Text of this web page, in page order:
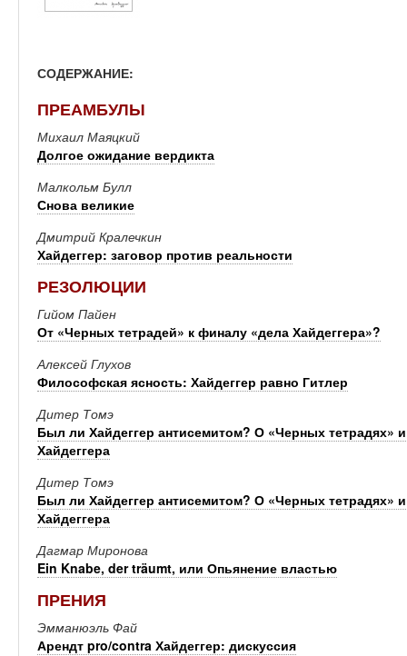
СОДЕРЖАНИЕ:
ПРЕАМБУЛЫ
Михаил Маяцкий
Долгое ожидание вердикта
Малкольм Булл
Снова великие
Дмитрий Кралечкин
Хайдеггер: заговор против реальности
РЕЗОЛЮЦИИ
Гийом Пайен
От «Черных тетрадей» к финалу «дела Хайдеггера»?
Алексей Глухов
Философская ясность: Хайдеггер равно Гитлер
Дитер Томэ
Был ли Хайдеггер антисемитом? О «Черных тетрадях»
Хайдеггера
Дитер Томэ
Был ли Хайдеггер антисемитом? О «Черных тетрадях»
Хайдеггера
Дагмар Миронова
Ein Knabe, der träumt, или Опьянение властью
ПРЕНИЯ
Эмманюэль Фай
Арендт pro/contra Хайдеггер: дискуссия